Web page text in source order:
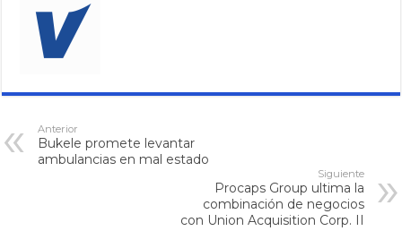
Anterior
Bukele promete levantar
ambulancias en mal estado
Siguiente
Procaps Group ultima la
combinación de negocios
con Union Acquisition Corp. II